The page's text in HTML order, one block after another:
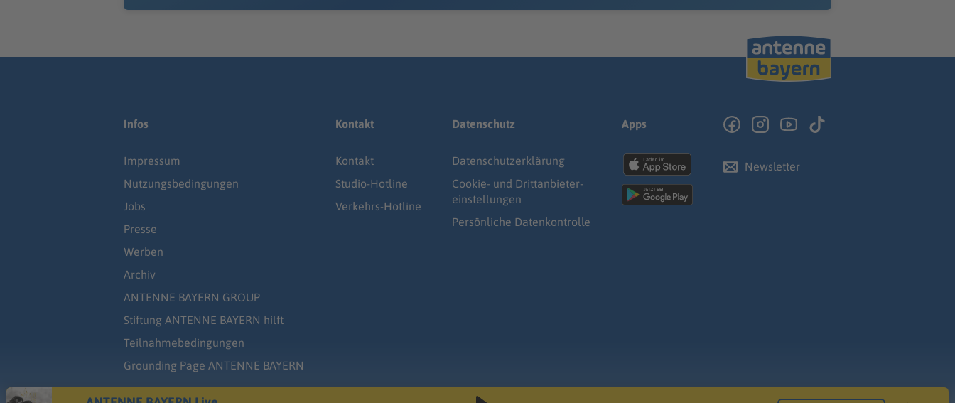
Infos
Impressum
Nutzungsbedingungen
Jobs
Presse
Werben
Archiv
ANTENNE BAYERN GROUP
Stiftung ANTENNE BAYERN hilft
Teilnahmebedingungen
Grounding Page ANTENNE BAYERN
Kontakt
Kontakt
Studio-Hotline
Verkehrs-Hotline
Datenschutz
Datenschutz­erklärung
Cookie- und Drittanbieter-
einstellungen
Persönliche Datenkontrolle
Apps
Newsletter